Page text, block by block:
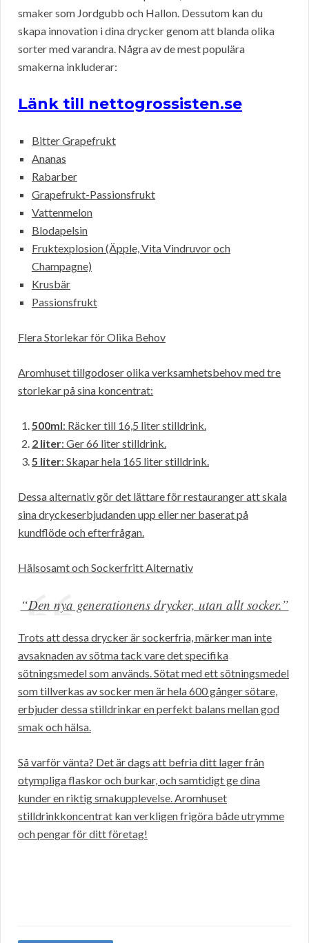
smaker som Jordgubb och Hallon. Dessutom kan du
skapa innovation i dina drycker genom att blanda olika
sorter med varandra. Några av de mest populära
smakerna inkluderar:
Länk till nettogrossisten.se
Bitter Grapefrukt
Ananas
Rabarber
Grapefrukt-Passionsfrukt
Vattenmelon
Blodapelsin
Fruktexplosion (Äpple, Vita Vindruvor och
Champagne)
Krusbär
Passionsfrukt
Flera Storlekar för Olika Behov
Aromhuset tillgodoser olika verksamhetsbehov med tre
storlekar på sina koncentrat:
500ml: Räcker till 16,5 liter stilldrink.
2 liter: Ger 66 liter stilldrink.
5 liter: Skapar hela 165 liter stilldrink.
Dessa alternativ gör det lättare för restauranger att skala
sina dryckeserbjudanden upp eller ner baserat på
kundflöde och efterfrågan.
Hälsosamt och Sockerfritt Alternativ
“Den nya generationens drycker, utan allt socker.”
Trots att dessa drycker är sockerfria, märker man inte
avsaknaden av sötma tack vare det specifika
sötningsmedel som används. Sötat med ett sötningsmedel
som tillverkas av socker men är hela 600 gånger sötare,
erbjuder dessa stilldrinkar en perfekt balans mellan god
smak och hälsa.
Så varför vänta? Det är dags att befria ditt lager från
otympliga flaskor och burkar, och samtidigt ge dina
kunder en riktig smakupplevelse. Aromhuset
stilldrinkkoncentrat kan verkligen frigöra både utrymme
och pengar för ditt företag!